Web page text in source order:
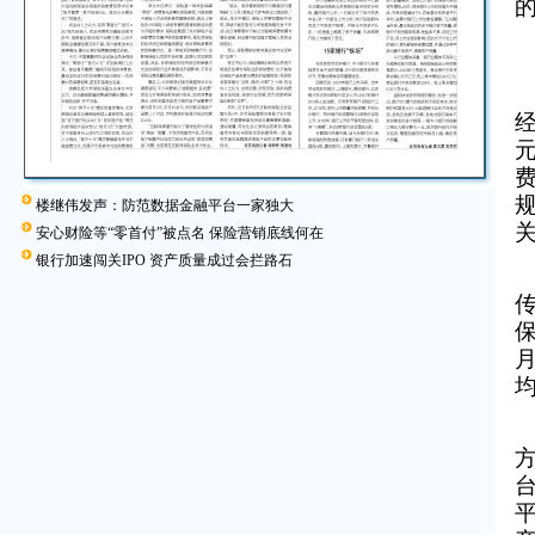
楼继伟发声：防范数据金融平台一家独大
安心财险等“零首付”被点名 保险营销底线何在
银行加速闯关IPO 资产质量成过会拦路石